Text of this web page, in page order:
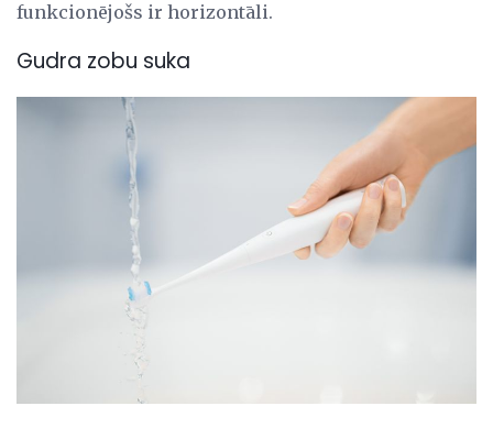
funkcionējošs ir horizontāli.
Gudra zobu suka